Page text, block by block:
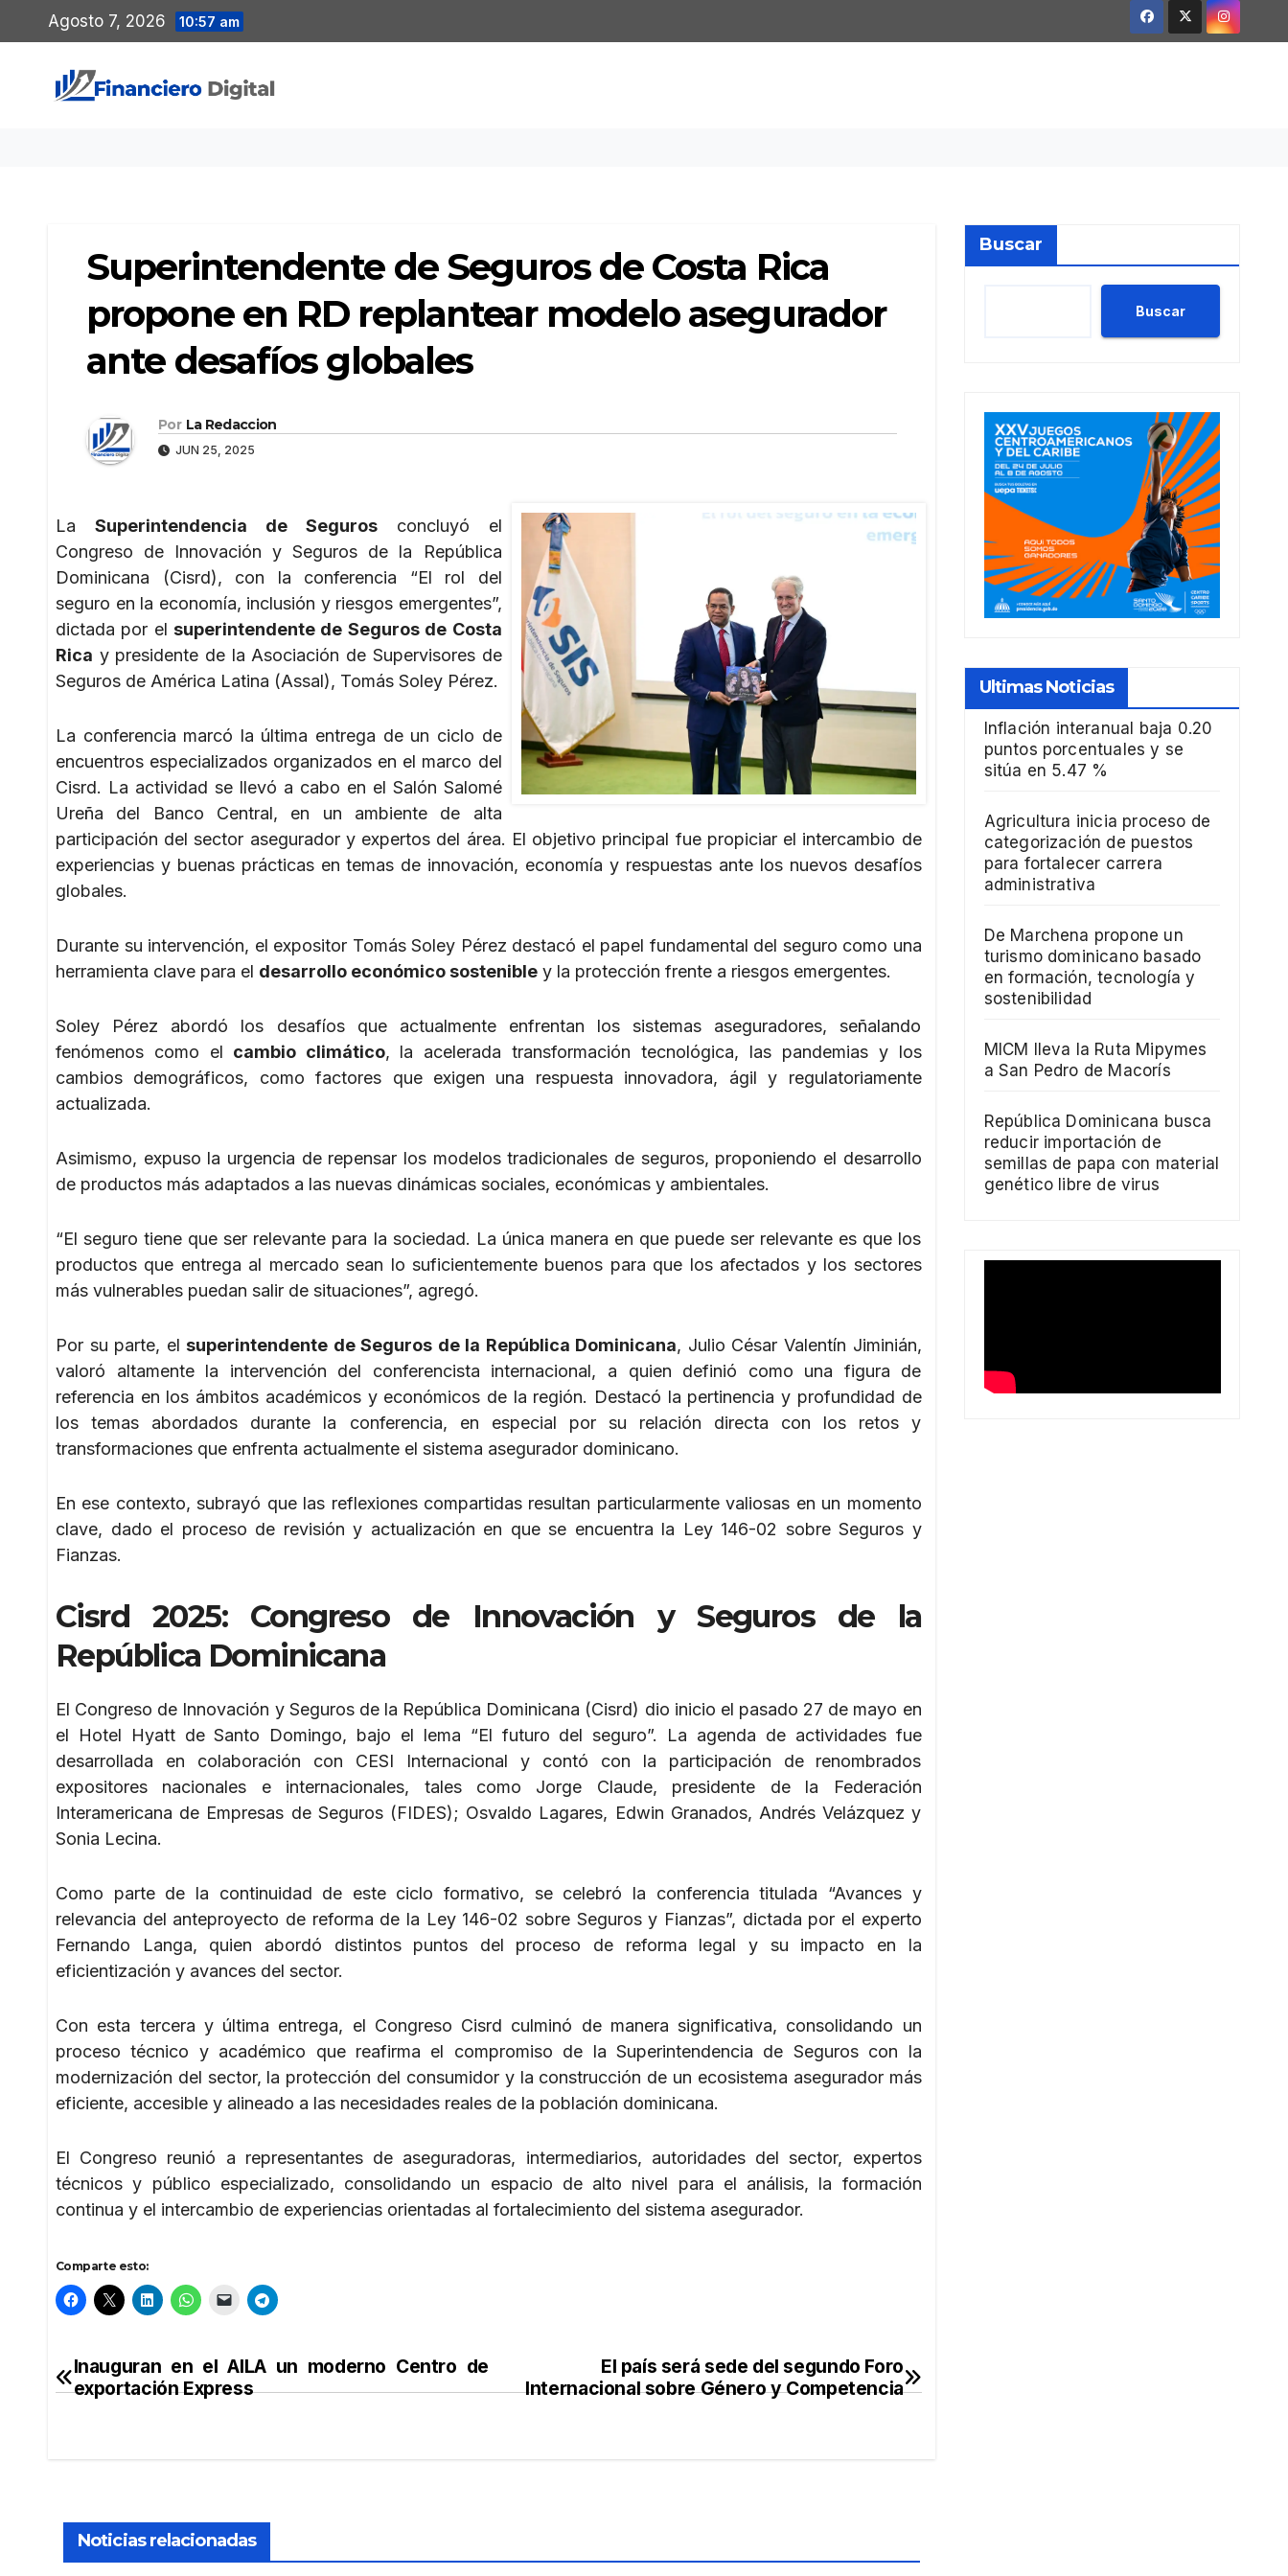
al
contenido
Agosto 7, 2026 10:57 am
Superintendente de Seguros de Costa Rica
propone en RD replantear modelo asegurador
ante desafíos globales
Por La Redaccion
JUN 25, 2025
La Superintendencia de Segurosconcluyó el
Congreso de Innovación y Seguros de la República
Dominicana (Cisrd), con la conferencia “El rol del
seguro en la economía, inclusión y riesgos emergentes”,
dictada por el superintendente de Seguros de Costa
Rica y presidente de la Asociación de Supervisores de
Seguros de América Latina (Assal), Tomás Soley Pérez.
La conferencia marcó la última entrega de un ciclo de
encuentros especializados organizados en el marco del
Cisrd. La actividad se llevó a cabo en el Salón Salomé
Ureña del Banco Central, en un ambiente de alta
participación del sector asegurador y expertos del área. El objetivo principal fue propiciar el intercambio de
experiencias y buenas prácticas en temas de innovación, economía y respuestas ante los nuevos desafíos
globales.
Durante su intervención, el expositor Tomás Soley Pérez destacó el papel fundamental del seguro como una
herramienta clave para el desarrollo económico sostenible y la protección frente a riesgos emergentes.
Soley Pérez abordó los desafíos que actualmente enfrentan los sistemas aseguradores, señalando
fenómenos como el cambio climático, la acelerada transformación tecnológica, las pandemias y los
cambios demográficos, como factores que exigen una respuesta innovadora, ágil y regulatoriamente
actualizada.
Asimismo, expuso la urgencia de repensar los modelos tradicionales de seguros, proponiendo el desarrollo
de productos más adaptados a las nuevas dinámicas sociales, económicas y ambientales.
“El seguro tiene que ser relevante para la sociedad. La única manera en que puede ser relevante es que los
productos que entrega al mercado sean lo suficientemente buenos para que los afectados y los sectores
más vulnerables puedan salir de situaciones”, agregó.
Por su parte, el superintendente de Seguros de la República Dominicana, Julio César Valentín Jiminián,
valoró altamente la intervención del conferencista internacional, a quien definió como una figura de
referencia en los ámbitos académicos y económicos de la región. Destacó la pertinencia y profundidad de
los temas abordados durante la conferencia, en especial por su relación directa con los retos y
transformaciones que enfrenta actualmente el sistema asegurador dominicano.
En ese contexto, subrayó que las reflexiones compartidas resultan particularmente valiosas en un momento
clave, dado el proceso de revisión y actualización en que se encuentra la Ley 146-02 sobre Seguros y
Fianzas.
Cisrd 2025: Congreso de Innovación y Seguros de la
República Dominicana
El Congreso de Innovación y Seguros de la República Dominicana (Cisrd) dio inicio el pasado 27 de mayo en
el Hotel Hyatt de Santo Domingo, bajo el lema “El futuro del seguro”. La agenda de actividades fue
desarrollada en colaboración con CESI Internacional y contó con la participación de renombrados
expositores nacionales e internacionales, tales como Jorge Claude, presidente de la Federación
Interamericana de Empresas de Seguros (FIDES); Osvaldo Lagares, Edwin Granados, Andrés Velázquez y
Sonia Lecina.
Como parte de la continuidad de este ciclo formativo, se celebró la conferencia titulada “Avances y
relevancia del anteproyecto de reforma de la Ley 146-02 sobre Seguros y Fianzas”, dictada por el experto
Fernando Langa, quien abordó distintos puntos del proceso de reforma legal y su impacto en la
eficientización y avances del sector.
Con esta tercera y última entrega, el Congreso Cisrd culminó de manera significativa, consolidando un
proceso técnico y académico que reafirma el compromiso de la Superintendencia de Seguros con la
modernización del sector, la protección del consumidor y la construcción de un ecosistema asegurador más
eficiente, accesible y alineado a las necesidades reales de la población dominicana.
El Congreso reunió a representantes de aseguradoras, intermediarios, autoridades del sector, expertos
técnicos y público especializado, consolidando un espacio de alto nivel para el análisis, la formación
continua y el intercambio de experiencias orientadas al fortalecimiento del sistema asegurador.
Comparte esto:
Navegación
El país será sede del segundo Foro
Internacional sobre Género y Competencia
Inauguran en el AILA un moderno Centro de
exportación Express
Noticias relacionadas
Buscar
Buscar
Ultimas Noticias
Inflación interanual baja 0.20
puntos porcentuales y se
sitúa en 5.47 %
Agricultura inicia proceso de
categorización de puestos
para fortalecer carrera
administrativa
De Marchena propone un
turismo dominicano basado
en formación, tecnología y
sostenibilidad
MICM lleva la Ruta Mipymes
a San Pedro de Macorís
República Dominicana busca
reducir importación de
semillas de papa con material
genético libre de virus